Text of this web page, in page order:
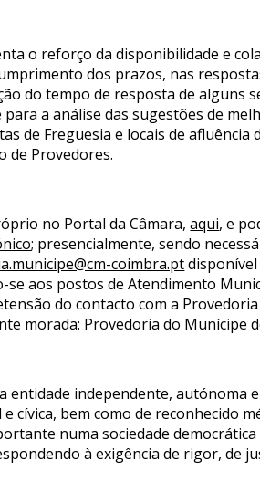
o reforço da disponibilidade e
dos prazos, nas
do tempo de resposta de alguns
a análise das sugestões de
de Freguesia e locais de
de Provedores.
no Portal da Câmara,aqui, e
; presencialmente, sendo
coimbra.pt
aos postos de Atendimento
do contacto com a
morada: Provedoria do Munícipe
entidade independente, autónoma
cívica, bem como de reconhecido
numa sociedade
à exigência de rigor, de